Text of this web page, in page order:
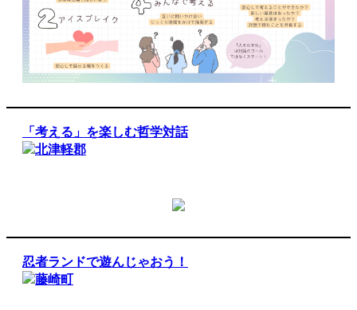
「考える」を楽しむ哲学対話
北津軽郡
忍者ランドで遊んじゃおう！
藤崎町